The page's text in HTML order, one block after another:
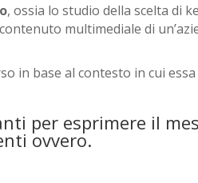
, ossia lo studio della scelta di
multimediale di
in base al contesto in cui
per esprimere il
ovvero.